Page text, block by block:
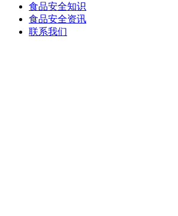
食品安全知识
食品安全资讯
联系我们